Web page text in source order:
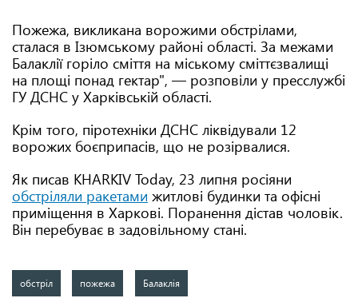
Пожежа, викликана ворожими обстрілами,
сталася в Ізюмському районі області. За межами
Балаклії горіло сміття на міському сміттєзвалищі
на площі понад гектар", — розповіли у пресслужбі
ГУ ДСНС у Харківській області.
Крім того, піротехніки ДСНС ліквідували 12
ворожих боєприпасів, що не розірвалися.
Як писав KHARKIV Today, 23 липня росіяни
обстріляли ракетами житлові будинки та офісні
приміщення в Харкові. Поранення дістав чоловік.
Він перебуває в задовільному стані.
обстріл пожежа Балаклія